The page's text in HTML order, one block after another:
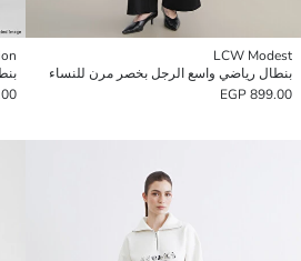
LCW Modest
بنطال رياضي واسع الرجل بخصر مرن للنساء
899.00 EGP